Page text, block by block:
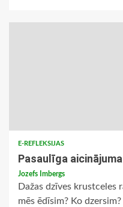
E-REFLEKSIJAS
Pasaulīga
Jozefs Imbergs
Dažas dzīves krustceles
mēs ēdīsim? Ko